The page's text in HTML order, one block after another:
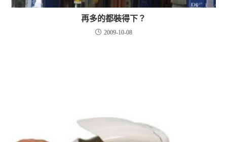
再多的都裝得下？
2009-10-08